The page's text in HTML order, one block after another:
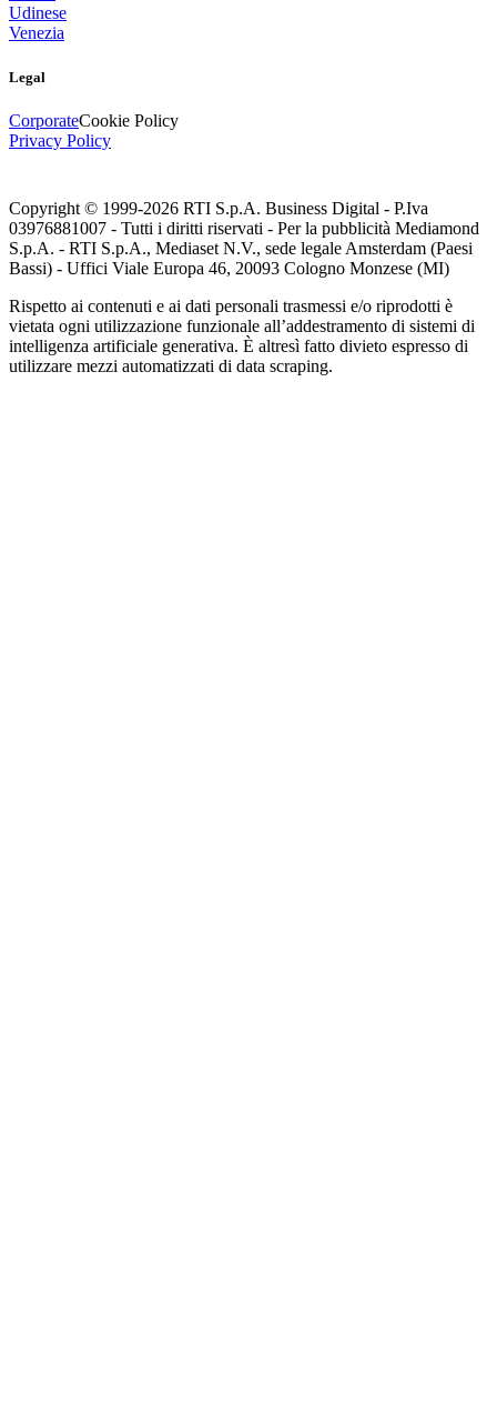
Udinese
Venezia
Legal
CorporateCookie Policy
Privacy Policy
Copyright © 1999-2026 RTI S.p.A. Business Digital - P.Iva
03976881007 - Tutti i diritti riservati - Per la pubblicità Mediamond
S.p.A. - RTI S.p.A., Mediaset N.V., sede legale Amsterdam (Paesi
Bassi) - Uffici Viale Europa 46, 20093 Cologno Monzese (MI)
Rispetto ai contenuti e ai dati personali trasmessi e/o riprodotti è
vietata ogni utilizzazione funzionale all’addestramento di sistemi di
intelligenza artificiale generativa. È altresì fatto divieto espresso di
utilizzare mezzi automatizzati di data scraping.